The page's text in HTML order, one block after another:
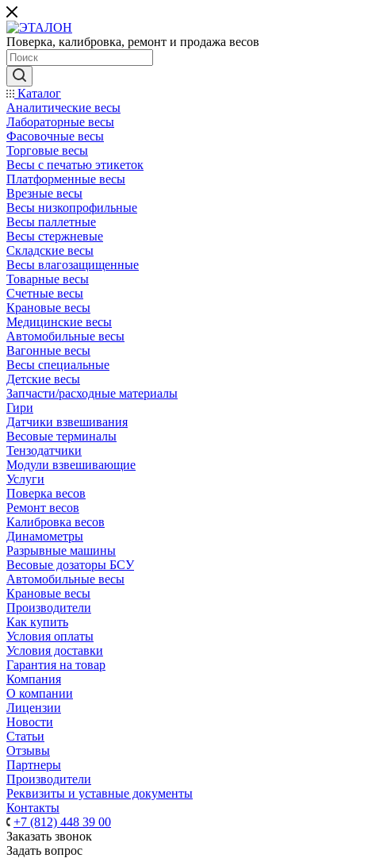
Поверка, калибровка, ремонт и продажа весов
Каталог
Аналитические весы
Лабораторные весы
Фасовочные весы
Торговые весы
Весы с печатью этикеток
Платформенные весы
Врезные весы
Весы низкопрофильные
Весы паллетные
Весы стержневые
Складские весы
Весы влагозащищенные
Товарные весы
Счетные весы
Крановые весы
Медицинские весы
Автомобильные весы
Вагонные весы
Весы специальные
Детские весы
Запчасти/расходные материалы
Гири
Датчики взвешивания
Весовые терминалы
Тензодатчики
Модули взвешивающие
Услуги
Поверка весов
Ремонт весов
Калибровка весов
Динамометры
Разрывные машины
Весовые дозаторы БСУ
Автомобильные весы
Крановые весы
Производители
Как купить
Условия оплаты
Условия доставки
Гарантия на товар
Компания
О компании
Лицензии
Новости
Статьи
Отзывы
Партнеры
Производители
Реквизиты и уставные документы
Контакты
+7 (812) 448 39 00
Заказать звонок
Задать вопрос